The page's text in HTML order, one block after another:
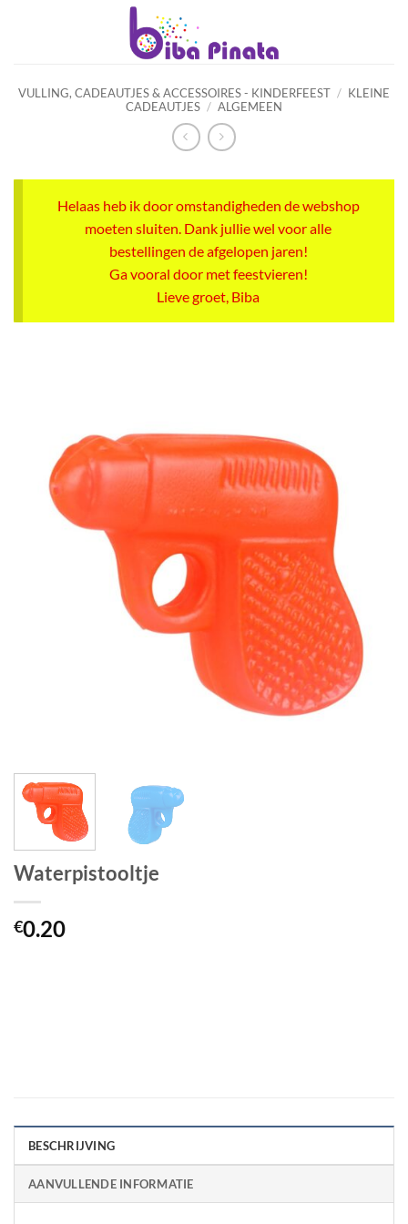
VULLING, CADEAUTJES & ACCESSOIRES - KINDERFEEST / KLEINE
CADEAUTJES / ALGEMEEN
Helaas heb ik door omstandigheden de webshop
moeten sluiten. Dank jullie wel voor alle
bestellingen de afgelopen jaren!
Ga vooral door met feestvieren!
Lieve groet, Biba
Waterpistooltje
€0.20
BESCHRIJVING
AANVULLENDE INFORMATIE